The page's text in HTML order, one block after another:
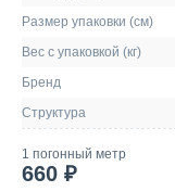
Размер упаковки (см)
Вес с упаковкой (кг)
Бренд
Структура
1 погонный метр
660 ₽